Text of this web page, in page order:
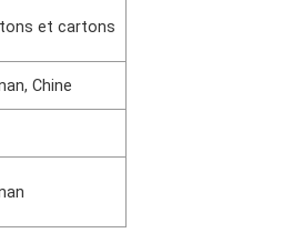
et cartons
Chine